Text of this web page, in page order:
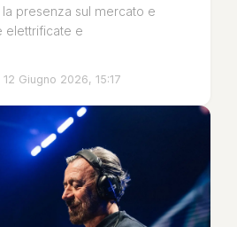
presenza sul mercato e
elettrificate e
12 Giugno 2026, 15:17